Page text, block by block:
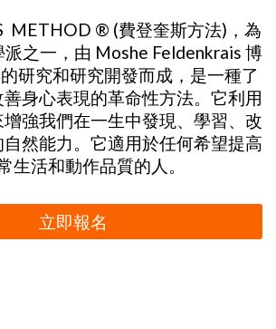
METHOD ® (費登奎斯方法)，為
之一，由 Moshe Feldenkrais 博
研究和研究開發而成，是一種了
身心表現的革命性方法。它利用
強我們在一生中發現、學習、改
然能力。它適用於任何希望提高
生活和動作品質的人。
立即報名